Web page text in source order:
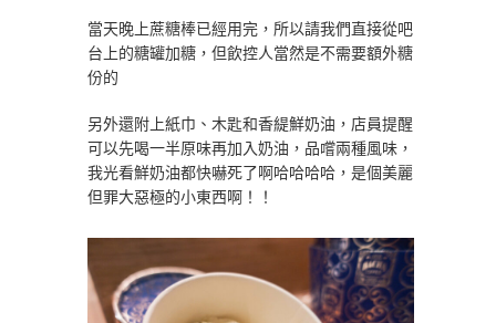
當天晚上蔗糖棒已經用完，所以請我們直接從吧
台上的糖罐加糖，但飲控人當然是不需要額外糖
份的
另外還附上紙巾、木匙和香緹鮮奶油，店員提醒
可以先喝一半原味再加入奶油，品嚐兩種風味，
我光看鮮奶油都快嚇死了啊哈哈哈哈，是個美麗
但罪大惡極的小東西啊！！